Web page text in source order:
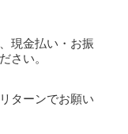
現金払い・お振
さい。
ターンでお願い